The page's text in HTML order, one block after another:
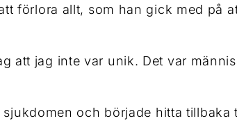
förlora allt, som han gick med på
att jag inte var unik. Det var
och började hitta tillbaka